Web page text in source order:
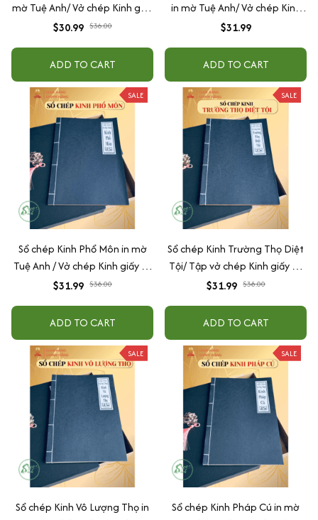
mờ Tuệ Anh/ Vở chép Kinh giấy
cổ (Tặng kèm Hộp đựng Kinh)
$30.99 $36.00
ADD TO CART
in mờ Tuệ Anh/ Vở chép Kinh
giấy cổ (Tặng kèm Hộp đựng
$31.99
ADD TO CART
SALE
Sổ chép Kinh Phổ Môn in mờ
Tuệ Anh / Vở chép Kinh giấy cổ
(Tặng kèm Hộp đựng)
$31.99 $38.00
ADD TO CART
SALE
Sổ chép Kinh Trường Thọ Diệt
Tội/ Tập vở chép Kinh giấy cổ
in mờ Tuệ Anh (Tặng Hộp
$31.99 $38.00
ADD TO CART
SALE
Sổ chép Kinh Vô Lượng Thọ in
SALE
Sổ chép Kinh Pháp Cú in mờ